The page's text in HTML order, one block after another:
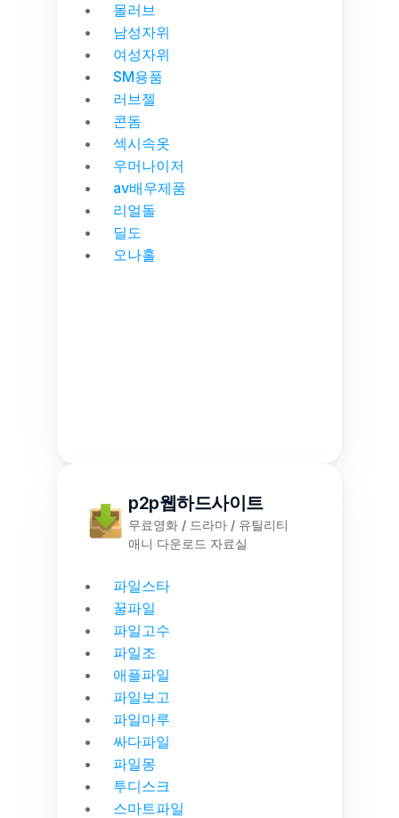
몰러브
남성자위
여성자위
SM용품
러브젤
콘돔
섹시속옷
우머나이저
av배우제품
리얼돌
딜도
오나홀
p2p웹하드사이트
무료영화 / 드라마 / 유틸리티
애니 다운로드 자료실
파일스타
꿀파일
파일고수
파일조
애플파일
파일보고
파일마루
싸다파일
파일몽
투디스크
스마트파일